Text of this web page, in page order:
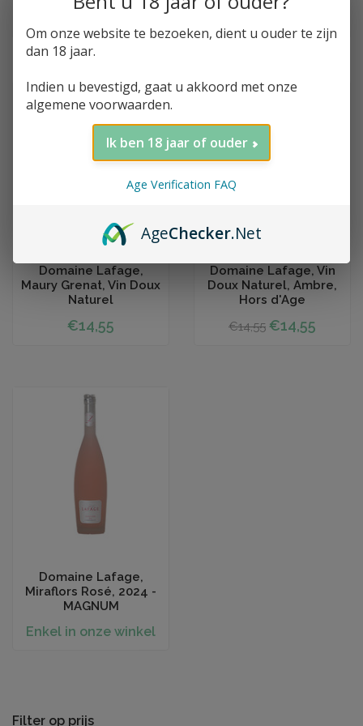
2024
Domaine Lafage,
Maury Grenat, Vin Doux
Naturel
€14,55
Domaine Lafage, Vin
Doux Naturel, Ambre,
Hors d'Age
€14,55 €14,55
Domaine Lafage,
Miraflors Rosé, 2024 -
MAGNUM
Enkel in onze winkel
Filter op prijs
Om onze website te bezoeken, dient u ouder te zijn
dan 18 jaar.
Indien u bevestigd, gaat u akkoord met onze
algemene voorwaarden.
Ik ben 18 jaar of ouder
Age Verification FAQ
AgeChecker.Net